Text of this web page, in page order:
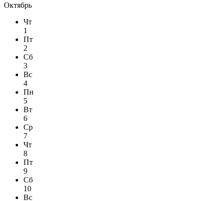
Октябрь
Чт
1
Пт
2
Сб
3
Вс
4
Пн
5
Вт
6
Ср
7
Чт
8
Пт
9
Сб
10
Вс